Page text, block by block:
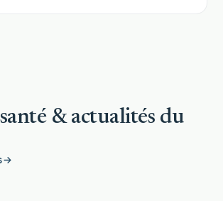
& actualités du